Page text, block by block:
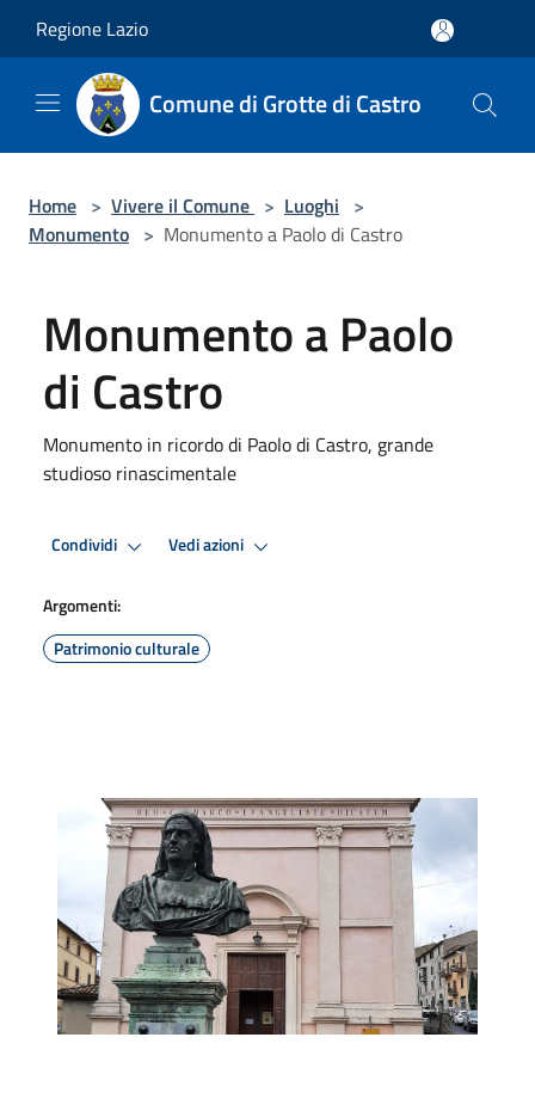
Regione Lazio
Comune di Grotte di Castro
Home > Vivere il Comune > Luoghi >
Monumento > Monumento a Paolo di Castro
Monumento a Paolo
di Castro
Monumento in ricordo di Paolo di Castro, grande
studioso rinascimentale
Condividi Vedi azioni
Argomenti:
Patrimonio culturale